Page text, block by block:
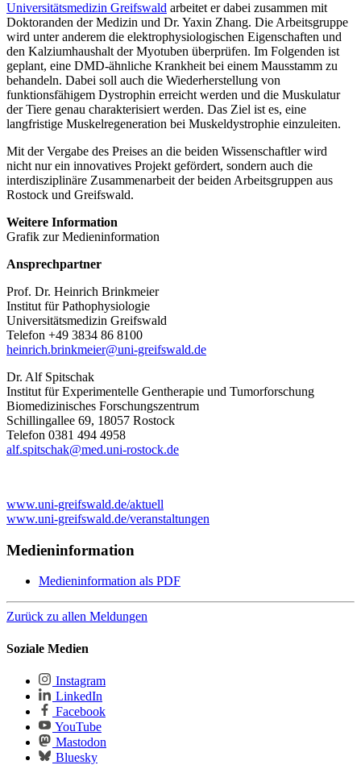
Universitätsmedizin Greifswald arbeitet er dabei zusammen mit
Doktoranden der Medizin und Dr. Yaxin Zhang. Die Arbeitsgruppe
wird unter anderem die elektrophysiologischen Eigenschaften und
den Kalziumhaushalt der Myotuben überprüfen. Im Folgenden ist
geplant, eine DMD-ähnliche Krankheit bei einem Mausstamm zu
behandeln. Dabei soll auch die Wiederherstellung von
funktionsfähigem Dystrophin erreicht werden und die Muskulatur
der Tiere genau charakterisiert werden. Das Ziel ist es, eine
langfristige Muskelregeneration bei Muskeldystrophie einzuleiten.
Mit der Vergabe des Preises an die beiden Wissenschaftler wird
nicht nur ein innovatives Projekt gefördert, sondern auch die
interdisziplinäre Zusammenarbeit der beiden Arbeitsgruppen aus
Rostock und Greifswald.
Weitere Information
Grafik zur Medieninformation
Ansprechpartner
Prof. Dr. Heinrich Brinkmeier
Institut für Pathophysiologie
Universitätsmedizin Greifswald
Telefon +49 3834 86 8100
heinrich.brinkmeier@uni-greifswald.de
Dr. Alf Spitschak
Institut für Experimentelle Gentherapie und Tumorforschung
Biomedizinisches Forschungszentrum
Schillingallee 69, 18057 Rostock
Telefon 0381 494 4958
alf.spitschak@med.uni-rostock.de
www.uni-greifswald.de/aktuell
www.uni-greifswald.de/veranstaltungen
Medieninformation
Medieninformation als PDF
Zurück zu allen Meldungen
Soziale Medien
Instagram
LinkedIn
Facebook
YouTube
Mastodon
Bluesky